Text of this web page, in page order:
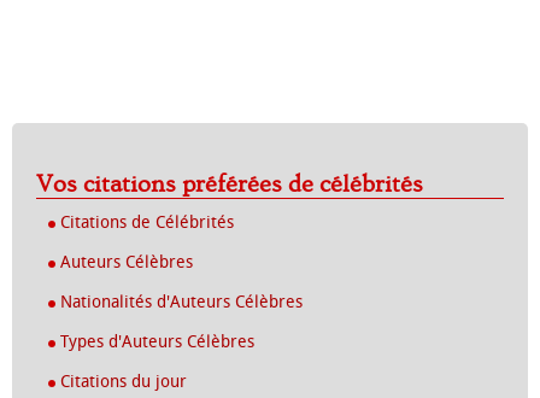
Vos citations préférées de célébrités
Citations de Célébrités
Auteurs Célèbres
Nationalités d'Auteurs Célèbres
Types d'Auteurs Célèbres
Citations du jour